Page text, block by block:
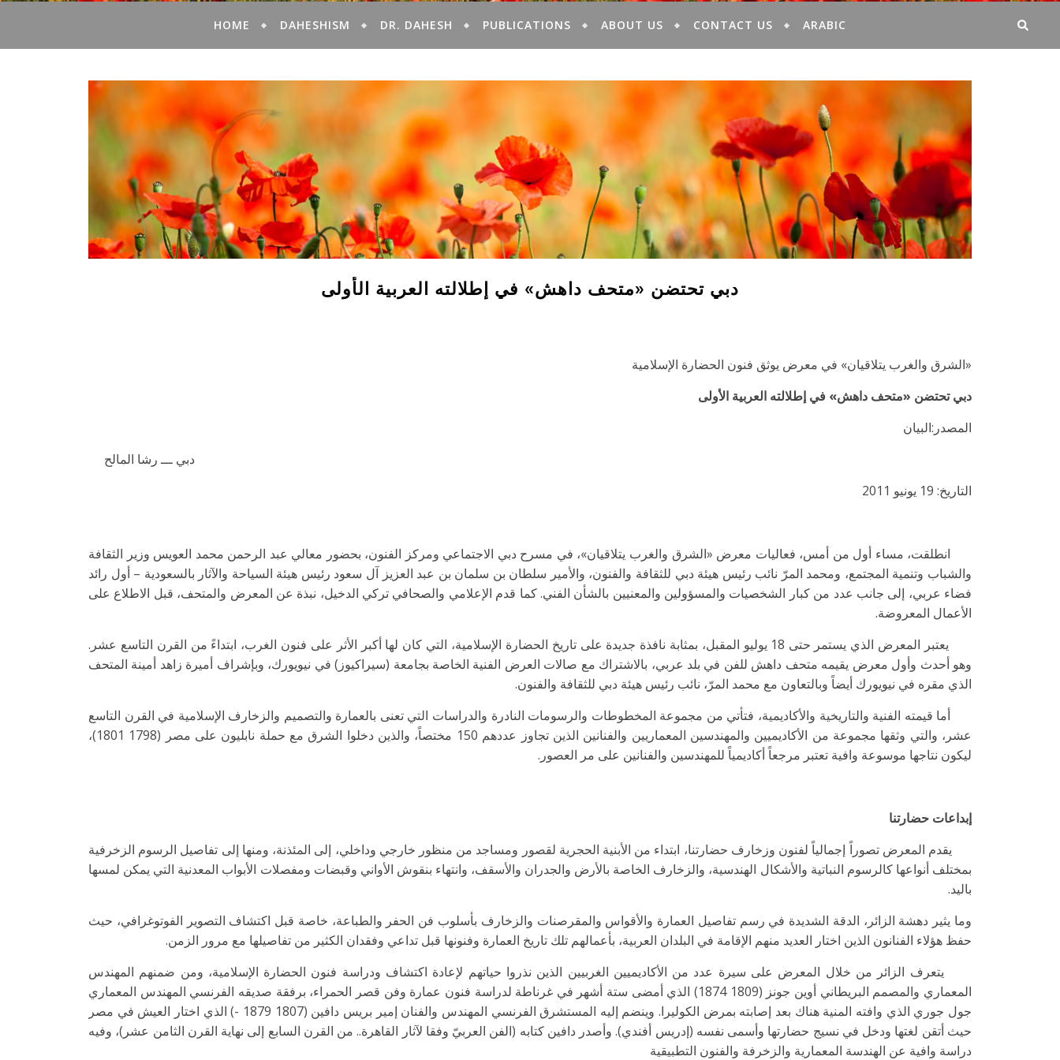
HOME DAHESHISM DR. DAHESH PUBLICATIONS ABOUT US CONTACT US ARABIC
دبي تحتضن «متحف داهش» في إطلالته العربية الأولى
«الشرق والغرب يتلاقيان» في معرض يوثق فنون الحضارة الإسلامية
دبي تحتضن «متحف داهش» في إطلالته العربية الأولى
المصدر:البيان
دبي ـــ رشا المالح
التاريخ: 19 يونيو 2011
انطلقت، مساء أول من أمس، فعاليات معرض «الشرق والغرب يتلاقيان»، في مسرح دبي الاجتماعي ومركز الفنون، بحضور معالي عبد الرحمن محمد العويس وزير الثقافة
والشباب وتنمية المجتمع، ومحمد المرّ نائب رئيس هيئة دبي للثقافة والفنون، والأمير سلطان بن سلمان بن عبد العزيز آل سعود رئيس هيئة السياحة والآثار بالسعودية – أول رائد
فضاء عربي، إلى جانب عدد من كبار الشخصيات والمسؤولين والمعنيين بالشأن الفني. كما قدم الإعلامي والصحافي تركي الدخيل، نبذة عن المعرض والمتحف، قبل الاطلاع على
الأعمال المعروضة.
يعتبر المعرض الذي يستمر حتى 18 يوليو المقبل، بمثابة نافذة جديدة على تاريخ الحضارة الإسلامية، التي كان لها أكبر الأثر على فنون الغرب، ابتداءً من القرن التاسع عشر.
وهو أحدث وأول معرض يقيمه متحف داهش للفن في بلد عربي، بالاشتراك مع صالات العرض الفنية الخاصة بجامعة (سيراكيوز) في نيويورك، وبإشراف أميرة زاهد أمينة المتحف
الذي مقره في نيويورك أيضاً وبالتعاون مع محمد المرّ، نائب رئيس هيئة دبي للثقافة والفنون.
أما قيمته الفنية والتاريخية والأكاديمية، فتأتي من مجموعة المخطوطات والرسومات النادرة والدراسات التي تعنى بالعمارة والتصميم والزخارف الإسلامية في القرن التاسع
عشر، والتي وثقها مجموعة من الأكاديميين والمهندسين المعماريين والفنانين الذين تجاوز عددهم 150 مختصاً، والذين دخلوا الشرق مع حملة نابليون على مصر (1798 1801)،
ليكون نتاجها موسوعة وافية تعتبر مرجعاً أكاديمياً للمهندسين والفنانين على مر العصور.
إبداعات حضارتنا
يقدم المعرض تصوراً إجمالياً لفنون وزخارف حضارتنا، ابتداء من الأبنية الحجرية لقصور ومساجد من منظور خارجي وداخلي، إلى المئذنة، ومنها إلى تفاصيل الرسوم الزخرفية
بمختلف أنواعها كالرسوم النباتية والأشكال الهندسية، والزخارف الخاصة بالأرض والجدران والأسقف، وانتهاء بنقوش الأواني وقبضات ومفصلات الأبواب المعدنية التي يمكن لمسها
باليد.
وما يثير دهشة الزائر، الدقة الشديدة في رسم تفاصيل العمارة والأقواس والمقرصنات والزخارف بأسلوب فن الحفر والطباعة، خاصة قبل اكتشاف التصوير الفوتوغرافي، حيث
حفظ هؤلاء الفنانون الذين اختار العديد منهم الإقامة في البلدان العربية، بأعمالهم تلك تاريخ العمارة وفنونها قبل تداعي وفقدان الكثير من تفاصيلها مع مرور الزمن.
يتعرف الزائر من خلال المعرض على سيرة عدد من الأكاديميين الغربيين الذين نذروا حياتهم لإعادة اكتشاف ودراسة فنون الحضارة الإسلامية، ومن ضمنهم المهندس
المعماري والمصمم البريطاني أوين جونز (1809 1874) الذي أمضى ستة أشهر في غرناطة لدراسة فنون عمارة وفن قصر الحمراء، برفقة صديقه الفرنسي المهندس المعماري
جول جوري الذي وافته المنية هناك بعد إصابته بمرض الكوليرا. وينضم إليه المستشرق الفرنسي المهندس والفنان إمير بريس دافين (1807 1879 -) الذي اختار العيش في مصر
حيث أتقن لغتها ودخل في نسيج حضارتها وأسمى نفسه (إدريس أفندي). وأصدر دافين كتابه (الفن العربيّ وفقا لآثار القاهرة.. من القرن السابع إلى نهاية القرن الثامن عشر)، وفيه
دراسة وافية عن الهندسة المعمارية والزخرفة والفنون التطبيقية